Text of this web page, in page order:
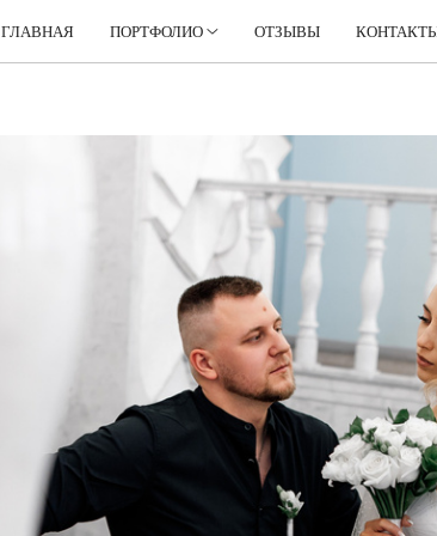
ГЛАВНАЯ ПОРТФОЛИО ОТЗЫВЫ